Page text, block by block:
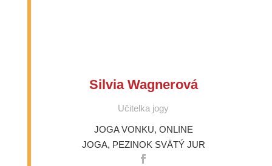
Silvia Wagnerová
Učitelka jogy
JOGA VONKU, ONLINE
JOGA, PEZINOK SVÄTÝ JUR